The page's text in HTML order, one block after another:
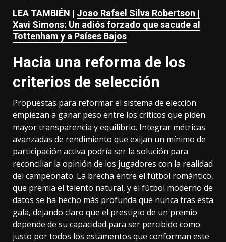
LEA TAMBIÉN | Joao Rafael Silva Robertson |
Xavi Simons: Un adiós forzado que sacude al
Tottenham y a Países Bajos
Hacia una reforma de los
criterios de selección
Propuestas para reformar el sistema de elección
empiezan a ganar peso entre los críticos que piden
mayor transparencia y equilibrio. Integrar métricas
avanzadas de rendimiento que exijan un mínimo de
participación activa podría ser la solución para
reconciliar la opinión de los jugadores con la realidad
del campeonato. La brecha entre el fútbol romántico,
que premia el talento natural, y el fútbol moderno de
datos se ha hecho más profunda que nunca tras esta
gala, dejando claro que el prestigio de un premio
depende de su capacidad para ser percibido como
justo por todos los estamentos que conforman este